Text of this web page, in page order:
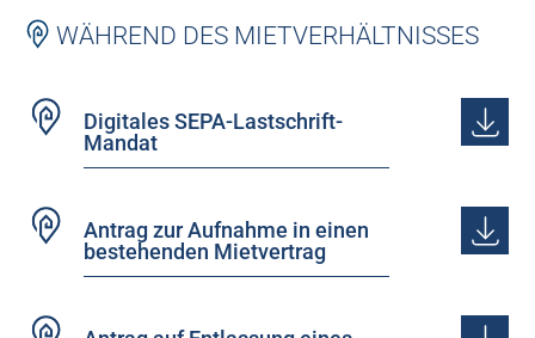
WÄHREND DES MIETVERHÄLTNISSES
Digitales SEPA-Lastschrift-
Mandat
Antrag zur Aufnahme in einen
bestehenden Mietvertrag